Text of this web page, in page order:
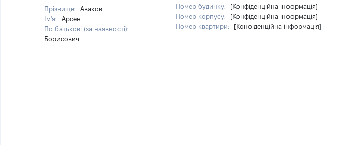
Прізвище:
Аваков
Ім'я:
Арсен
По батькові (за наявності):
Борисович
Номер будинку:
[Конфіденційна інформація]
Номер корпусу:
[Конфіденційна інформація]
Номер квартири:
[Конфіденційна інформація]